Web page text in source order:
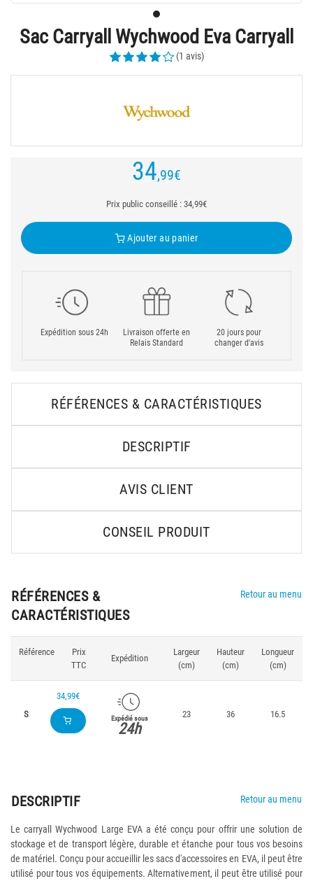
Sac Carryall Wychwood Eva Carryall
(1 avis)
34,99€
Prix public conseillé : 34,99€
Ajouter au panier
Expédition sous 24h
Livraison offerte en
Relais Standard
20 jours pour
changer d'avis
RÉFÉRENCES & CARACTÉRISTIQUES
DESCRIPTIF
AVIS CLIENT
CONSEIL PRODUIT
RÉFÉRENCES &
CARACTÉRISTIQUES
Retour au menu
Référence
Prix
TTC
Expédition
Largeur
(cm)
Hauteur
(cm)
Longueur
(cm)
S
34,99€
Expédié sous
24h
23 36 16.5
DESCRIPTIF Retour au menu
Le carryall Wychwood Large EVA a été conçu pour offrir une solution de
stockage et de transport légère, durable et étanche pour tous vos besoins
de matériel. Conçu pour accueillir les sacs d'accessoires en EVA, il peut être
utilisé pour tous vos équipements. Alternativement, il peut être utilisé pour